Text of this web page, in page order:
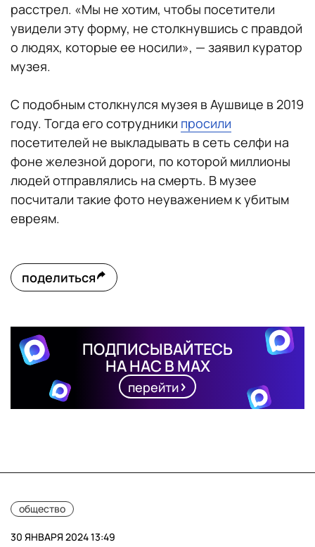
расстрел. «Мы не хотим, чтобы посетители
увидели эту форму, не столкнувшись с правдой
о людях, которые ее носили», — заявил куратор
музея.
С подобным столкнулся музея в Аушвице в 2019
году. Тогда его сотрудники просили
посетителей не выкладывать в сеть селфи на
фоне железной дороги, по которой миллионы
людей отправлялись на смерть. В музее
посчитали такие фото неуважением к убитым
евреям.
поделиться
ПОДПИСЫВАЙТЕСЬ
НА НАС В MAX
перейти
общество
30 ЯНВАРЯ 2024 13:49